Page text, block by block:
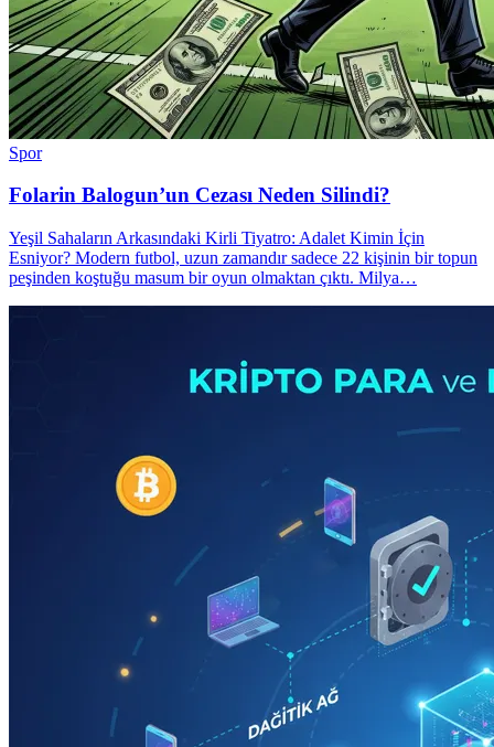
Spor
Folarin Balogun’un Cezası Neden Silindi?
Yeşil Sahaların Arkasındaki Kirli Tiyatro: Adalet Kimin İçin
Esniyor? Modern futbol, uzun zamandır sadece 22 kişinin bir topun
peşinden koştuğu masum bir oyun olmaktan çıktı. Milya…